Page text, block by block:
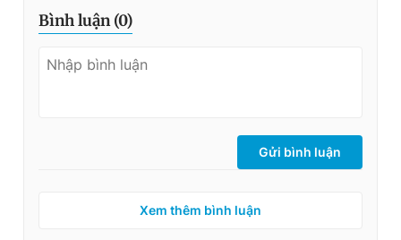
Bình luận (0)
Gửi bình luận
Xem thêm bình luận